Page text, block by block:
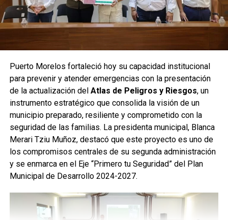
instalados en ubicaciones clave como Central Vallarta,
kilómetro 15; estación del Tren Maya, kilómetro 32; Torres
de Luz; cementera, kilómetro 2; Pozos Quiñones,
PTZ con cobertura de 360 grados, lectores de placas
vehiculares y una repetidora que garantiza transmisión
continua hacia el Centro de Mando y Control Municipal.
Con esta expansión, Puerto Morelos alcanza una red de
147 cámaras de videovigilanciadistribuidas en 30 PMI
en todo el municipio. La Presidenta municipal adelantó que
se continuará ampliando esta infraestructura para
fortalecer la prevención del delito y acompañar el
crecimiento ordenado de las comunidades.
Fuente: 5to Poder Agencia de Noticias
Puerto Morelos fortaleció hoy su capacidad institucional
para prevenir y atender emergencias con la presentación
de la actualización del Atlas de Peligros y Riesgos, un
instrumento estratégico que consolida la visión de un
municipio preparado, resiliente y comprometido con la
seguridad de las familias. La presidenta municipal, Blanca
Merari Tziu Muñoz, destacó que este proyecto es uno de
los compromisos centrales de su segunda administración
y se enmarca en el Eje “Primero tu Seguridad” del Plan
Municipal de Desarrollo 2024-2027.